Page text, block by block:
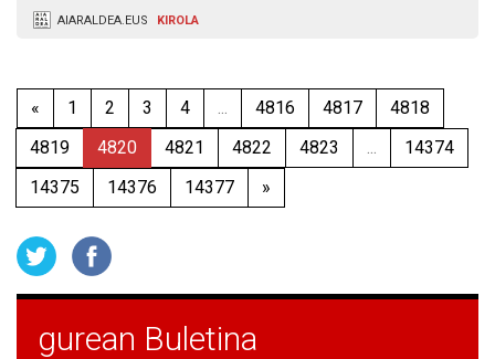
AIARALDEA.EUS KIROLA
« 1 2 3 4 ... 4816 4817
4818
4819
4820 4821 4822 4823 ...
14374
14375
14376 14377 »
gurean Buletina